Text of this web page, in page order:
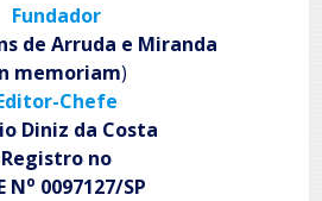
Fundador
de Arruda e Miranda
memoriam)
Chefe
Diniz da Costa
Registro no
No 0097127/SP